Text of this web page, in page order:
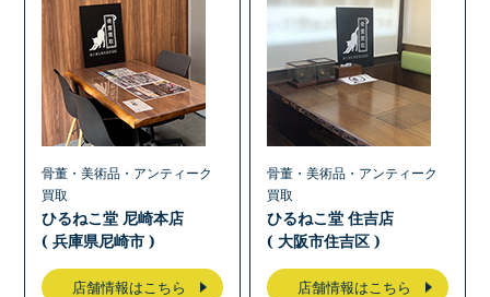
骨董・美術品・アンティーク
買取
ひるねこ堂 尼崎本店
( 兵庫県尼崎市 )
店舗情報はこちら
骨董・美術品・アンティーク
買取
ひるねこ堂 住吉店
( 大阪市住吉区 )
店舗情報はこちら